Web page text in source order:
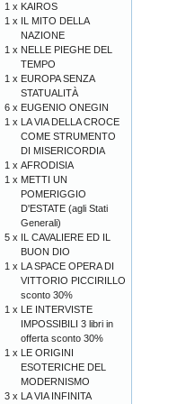
1 x KAIROS
1 x IL MITO DELLA
NAZIONE
1 x NELLE PIEGHE DEL
TEMPO
1 x EUROPA SENZA
STATUALITÀ
6 x EUGENIO ONEGIN
1 x LA VIA DELLA CROCE
COME STRUMENTO
DI MISERICORDIA
1 x AFRODISIA
1 x METTI UN
POMERIGGIO
D'ESTATE (agli Stati
Generali)
5 x IL CAVALIERE ED IL
BUON DIO
1 x LA SPACE OPERA DI
VITTORIO PICCIRILLO
sconto 30%
1 x LE INTERVISTE
IMPOSSIBILI 3 libri in
offerta sconto 30%
1 x LE ORIGINI
ESOTERICHE DEL
MODERNISMO
3 x LA VIA INFINITA